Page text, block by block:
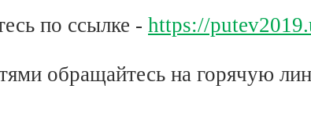
по ссылке - https://
обращайтесь на горячую